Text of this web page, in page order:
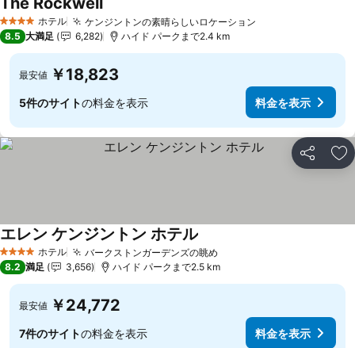
4 ホテルのランク
ホテル ケンジントンの素晴らしいロケーション
8.5 大満足 6,282 ハイド パークまで2.4 km
最安値 ￥18,823
5件のサイトの料金を表示 料金を表示
シェア お
4 ホテルのランク
ホテル バークストンガーデンズの眺め
エレン ケンジントン ホテル
8.2 満足 3,656 ハイド パークまで2.5 km
最安値 ￥24,772
7件のサイトの料金を表示 料金を表示